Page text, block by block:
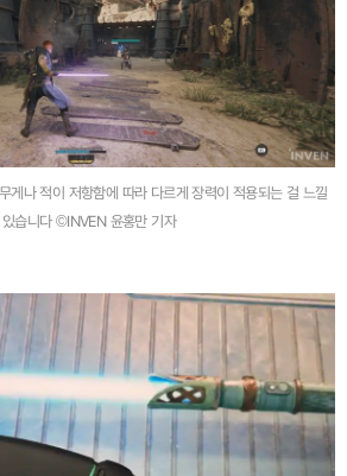
게나 적이 저항함에 따라 다르게 장력이 적용되는 걸 느낄
습니다 ©INVEN 윤홍만 기자